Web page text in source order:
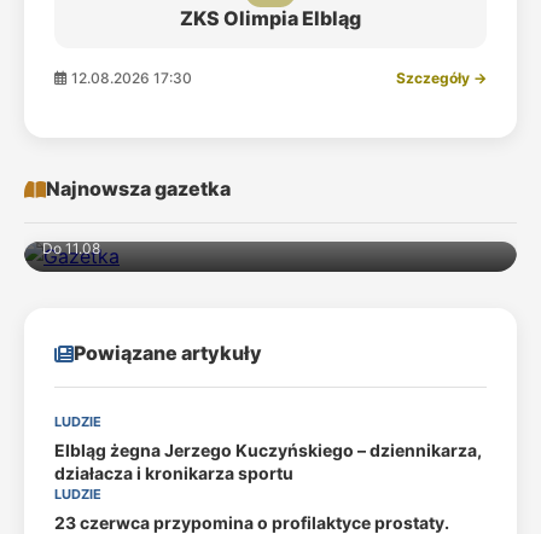
ZKS Olimpia Elbląg
12.08.2026 17:30 Szczegóły →
Najnowsza gazetka
Do 11.08
Powiązane artykuły
LUDZIE
Elbląg żegna Jerzego Kuczyńskiego – dziennikarza,
działacza i kronikarza sportu
LUDZIE
23 czerwca przypomina o profilaktyce prostaty.